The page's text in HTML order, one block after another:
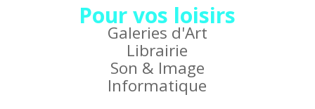
Pour vos loisirs
Galeries d'Art
Librairie
Son & Image
Informatique